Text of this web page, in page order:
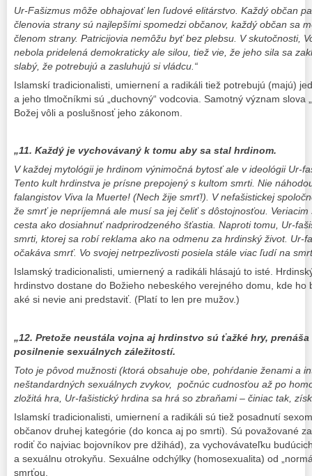
Ur-Fašizmus môže obhajovať len ľudové elitárstvo. Každý občan
členovia strany sú najlepšími spomedzi občanov, každý občan sa
členom strany. Patricijovia nemôžu byť bez plebsu. V skutočnosti,
nebola pridelená demokraticky ale silou, tiež vie, že jeho sila sa
slabý, že potrebujú a zasluhujú si vládcu.“
Islamskí tradicionalisti, umiernení a radikáli tiež potrebujú (majú)
a jeho tlmočníkmi sú „duchovný“ vodcovia. Samotný význam slova
Božej vôli a poslušnosť jeho zákonom.
„11. Každý je vychovávaný k tomu aby sa stal hrdinom.
V každej mytológii je hrdinom výnimočná bytosť ale v ideológii Ur-
Tento kult hrdinstva je prísne prepojený s kultom smrti. Nie
falangistov Viva la Muerte! (Nech žije smrť!). V nefašistickej
že smrť je nepríjemná ale musí sa jej čeliť s dôstojnosťou.
cesta ako dosiahnuť nadprirodzeného šťastia. Naproti tomu, Ur-
smrti, ktorej sa robí reklama ako na odmenu za hrdinský život. Ur-
očakáva smrť. Vo svojej netrpezlivosti posiela stále viac ľudí na
Islamský tradicionalisti, umiernený a radikáli hlásajú to isté.
hrdinstvo dostane do Božieho nebeského verejného domu, kde
aké si nevie ani predstaviť. (Platí to len pre mužov.)
„12. Pretože neustála vojna aj hrdinstvo sú ťažké hry,
posilnenie sexuálnych záležitostí.
Toto je pôvod mužnosti (ktorá obsahuje obe, pohŕdanie ženami a
neštandardných sexuálnych zvykov, počnúc cudnosťou až po
zložitá hra, Ur-fašistický hrdina sa hrá so zbraňami – činiac tak,
Islamskí tradicionalisti, umiernení a radikáli sú tiež posadnutí
občanov druhej kategórie (do konca aj po smrti). Sú považované
rodiť čo najviac bojovníkov pre džihád), za vychovávateľku
a sexuálnu otrokyňu. Sexuálne odchýlky (homosexualita) od
smrťou.